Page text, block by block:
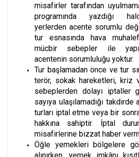
misafirler tarafından
programında yazdığı
yerlerden acente sorumlu
tur esnasında hava
mücbir sebepler ile
acentenin sorumluluğu yoktur.
Tur başlamadan önce ve tur
terör, sokak hareketleri, kriz
sebeplerden dolayı iptaller
sayıya ulaşılamadığı
turları iptal etme veya bir
hakkına sahiptir. İptal
misafirlerine bizzat haber
Öğle yemekleri bölgelere
alınırken, yemek imkânı